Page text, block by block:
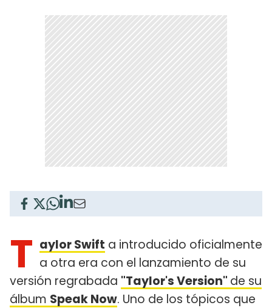
T aylor Swift a introducido oficialmente
a otra era con el lanzamiento de su
versión regrabada "Taylor's Version" de su
álbum Speak Now. Uno de los tópicos que